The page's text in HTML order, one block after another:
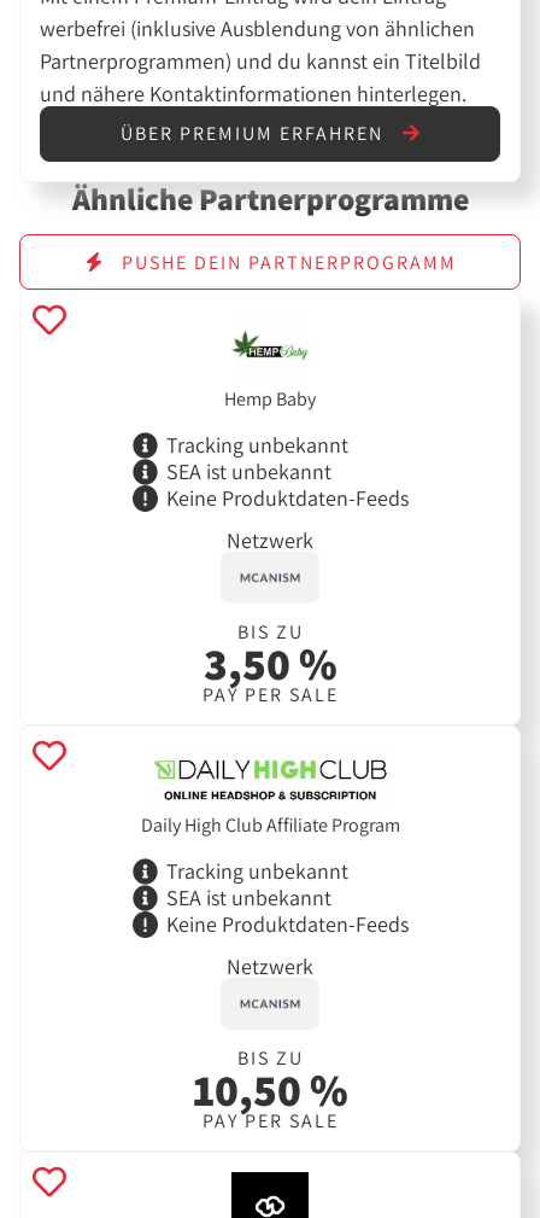
werbefrei (inklusive Ausblendung von ähnlichen
Partnerprogrammen) und du kannst ein Titelbild
und nähere Kontaktinformationen hinterlegen.
ÜBER PREMIUM ERFAHREN
Ähnliche Partnerprogramme
PUSHE DEIN PARTNERPROGRAMM
Hemp Baby
Tracking unbekannt
SEA ist unbekannt
Keine Produktdaten-Feeds
Netzwerk
BIS ZU
3,50 %
PAY PER SALE
Daily High Club Affiliate Program
Tracking unbekannt
SEA ist unbekannt
Keine Produktdaten-Feeds
Netzwerk
BIS ZU
10,50 %
PAY PER SALE